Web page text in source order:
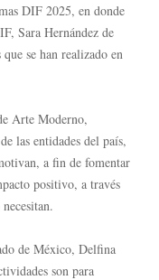
DIF 2025, en donde
Sara Hernández de
se han realizado en
Arte Moderno,
las entidades del país,
a fin de fomentar
positivo, a través
de México, Delfina
son para